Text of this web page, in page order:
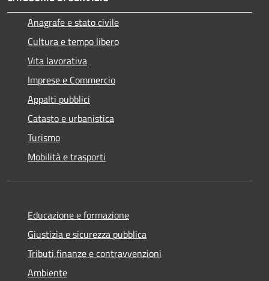
Anagrafe e stato civile
Cultura e tempo libero
Vita lavorativa
Imprese e Commercio
Appalti pubblici
Catasto e urbanistica
Turismo
Mobilità e trasporti
Educazione e formazione
Giustizia e sicurezza pubblica
Tributi,finanze e contravvenzioni
Ambiente